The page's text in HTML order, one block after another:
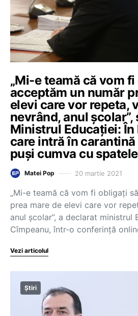
„Mi-e teamă că vom
acceptăm un număr
elevi care vor repeta,
nevrând, anul școlar”,
Ministrul Educației:
care intră în carantină
puși cumva cu
Matei Pop 20 martie 2021
„Mi-e teamă că vom fi obligați
prea mare de elevi care vor
anul școlar”, a declarat ministrul
Cîmpeanu, într-o conferință
Vezi articolul
Știri